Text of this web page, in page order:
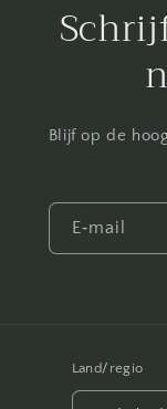
Blijf op de
E‑mail
Land/regio